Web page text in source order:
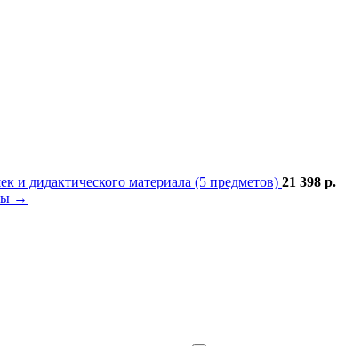
и дидактического материала (5 предметов) 21 398 р.
→